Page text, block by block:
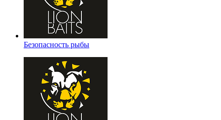
Безопасность рыбы